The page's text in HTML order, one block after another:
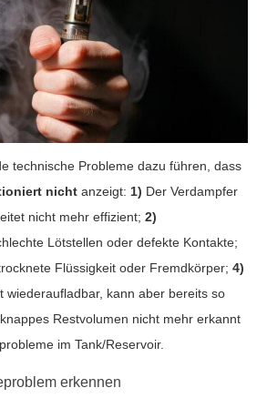
technische Probleme dazu führen, dass
nicht anzeigt: 1) Der Verdampfer
nicht mehr effizient; 2)
Lötstellen oder defekte Kontakte;
Flüssigkeit oder Fremdkörper; 4)
wiederaufladbar, kann aber bereits so
Restvolumen nicht mehr erkannt
im Tank/Reservoir.
erkennen